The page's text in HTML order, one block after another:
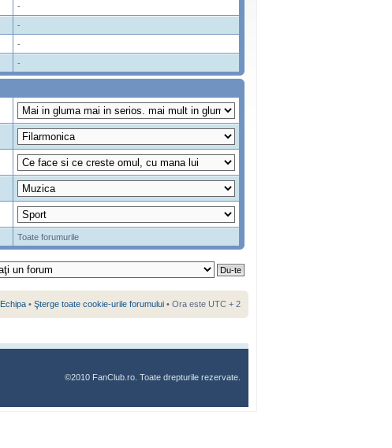
-
-
-
-
Toate forumurile
Echipa • Şterge toate cookie-urile forumului • Ora este UTC + 2
©2010 FanClub.ro. Toate drepturile rezervate.